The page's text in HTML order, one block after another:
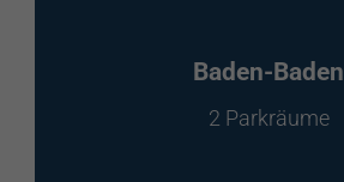
Baden-Baden
2 Parkräume